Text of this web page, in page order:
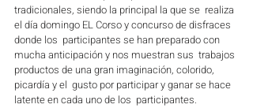
tradicionales, siendo la principal la que se  realiza
el día domingo EL Corso y concurso de disfraces
donde los  participantes se han preparado con
mucha anticipación y nos muestran sus  trabajos
productos de una gran imaginación, colorido,
picardía y el  gusto por participar y ganar se hace
latente en cada uno de los  participantes.